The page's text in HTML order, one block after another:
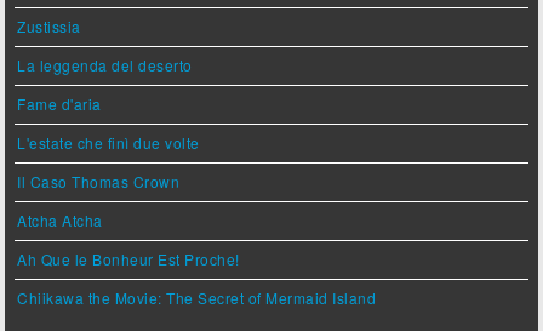
Zustissia
La leggenda del deserto
Fame d'aria
L'estate che finì due volte
Il Caso Thomas Crown
Atcha Atcha
Ah Que le Bonheur Est Proche!
Chiikawa the Movie: The Secret of Mermaid Island